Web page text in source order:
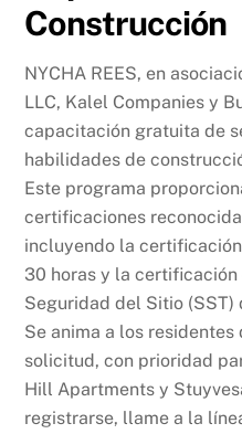
Construcción
NYCHA REES, en
LLC, Kalel Companies y
capacitación gratuita de
habilidades de
Este programa
certificaciones
incluyendo la
30 horas y la
Seguridad del Sitio (SST)
Se anima a los residentes
solicitud, con prioridad
Hill Apartments y
registrarse, llame a la